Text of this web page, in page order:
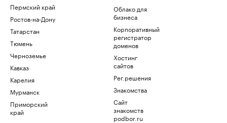
Пермский край
Ростов-на-Дону
Татарстан
Тюмень
Черноземье
Кавказ
Карелия
Мурманск
Приморский
край
Облако для
бизнеса
Корпоративный
регистратор
доменов
Хостинг
сайтов
Рег.решения
Знакомства
Сайт
знакомств
podbor.ru